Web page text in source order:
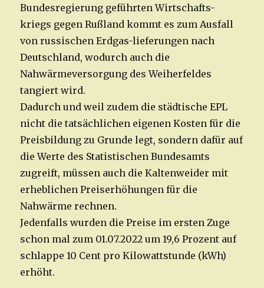
Bundesregierung geführten Wirtschafts-
kriegs gegen Rußland kommt es zum Ausfall
von russischen Erdgas-lieferungen nach
Deutschland, wodurch auch die
Nahwärmeversorgung des Weiherfeldes
tangiert wird.
Dadurch und weil zudem die städtische EPL
nicht die tatsächlichen eigenen Kosten für die
Preisbildung zu Grunde legt, sondern dafür auf
die Werte des Statistischen Bundesamts
zugreift, müssen auch die Kaltenweider mit
erheblichen Preiserhöhungen für die
Nahwärme rechnen.
Jedenfalls wurden die Preise im ersten Zuge
schon mal zum 01.07.2022 um 19,6 Prozent auf
schlappe 10 Cent pro Kilowattstunde (kWh)
erhöht.